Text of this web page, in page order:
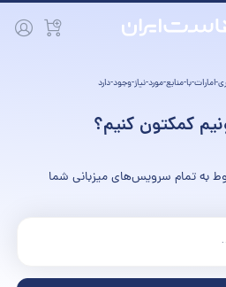
امارات-با-منابع-مورد-نیاز-وجود-دارد
کمکتون کنیم؟
به تمام سرویس‌های میزبانی شما